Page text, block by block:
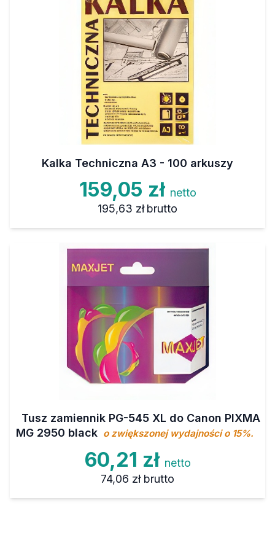
Kalka Techniczna A3 - 100 arkuszy
159,05 zł netto
195,63 zł brutto
Tusz zamiennik PG-545 XL do Canon PIXMA
MG 2950 black o zwiększonej wydajności o 15%.
60,21 zł netto
74,06 zł brutto